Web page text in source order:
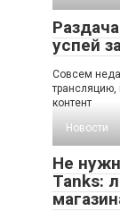
успей
Совсем
контент
Новости
Не
Tanks: